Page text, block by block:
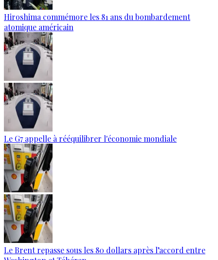
Hiroshima commémore les 81 ans du bombardement
atomique américain
Le G7 appelle à rééquilibrer l'économie mondiale
Le Brent repasse sous les 80 dollars après l’accord entre